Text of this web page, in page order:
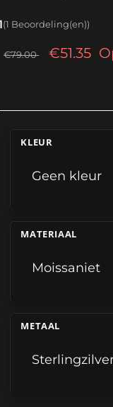
(1 Beoordeling(en))
€79.00 €51.35
KLEUR
Geen kleur
MATERIAAL
Moissaniet
METAAL